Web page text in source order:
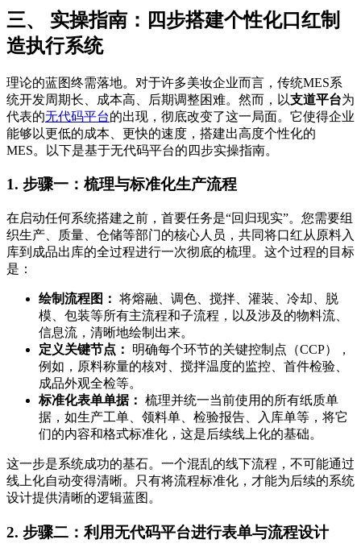
三、 实操指南：四步搭建个性化口红制
造执行系统
理论的蓝图终需落地。对于许多美妆企业而言，传统MES系
统开发周期长、成本高、后期调整困难。然而，以支道平台为
代表的无代码平台的出现，彻底改变了这一局面。它使得企业
能够以更低的成本、更快的速度，搭建出高度个性化的
MES。以下是基于无代码平台的四步实操指南。
1. 步骤一：梳理与标准化生产流程
在启动任何系统搭建之前，首要任务是“回归现实”。您需要组
织生产、质量、仓储等部门的核心人员，共同将口红从原料入
库到成品出库的全过程进行一次彻底的梳理。这个过程的目标
是：
绘制流程图： 将熔融、调色、搅拌、灌装、冷却、脱
模、包装等所有主流程和子流程，以及涉及的物料流、
信息流，清晰地绘制出来。
定义关键节点：
明确每个环节的关键控制点（CCP），
例如，原料称量的核对、搅拌温度的监控、首件检验、
成品外观全检等。
标准化表单单据： 梳理并统一当前使用的所有纸质单
据，如生产工单、领料单、检验报告、入库单等，将它
们的内容和格式标准化，这是后续线上化的基础。
这一步是系统成功的基石。一个混乱的线下流程，不可能通过
线上化自动变得清晰。只有将流程标准化，才能为后续的系统
设计提供清晰的逻辑蓝图。
2. 步骤二：利用无代码平台进行表单与流程设计